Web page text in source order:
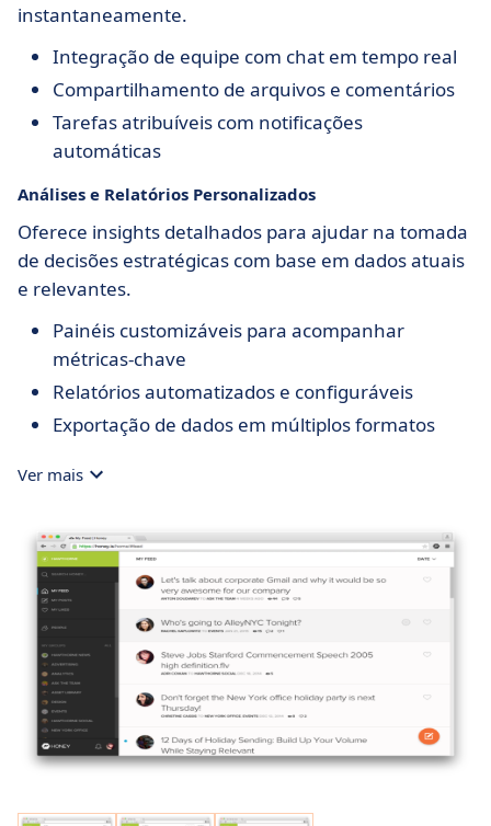
instantaneamente.
Integração de equipe com chat em tempo real
Compartilhamento de arquivos e comentários
Tarefas atribuíveis com notificações
automáticas
Análises e Relatórios Personalizados
Oferece insights detalhados para ajudar na tomada
de decisões estratégicas com base em dados atuais
e relevantes.
Painéis customizáveis para acompanhar
métricas-chave
Relatórios automatizados e configuráveis
Exportação de dados em múltiplos formatos
Ver mais